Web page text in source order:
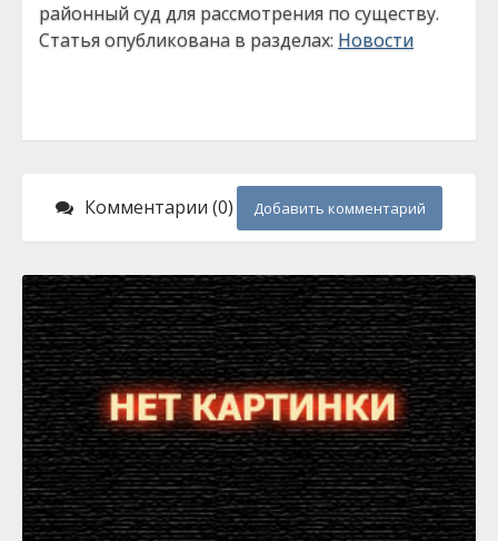
районный суд для рассмотрения по существу.
Статья опубликована в разделах: Новости
Комментарии (0) Добавить комментарий